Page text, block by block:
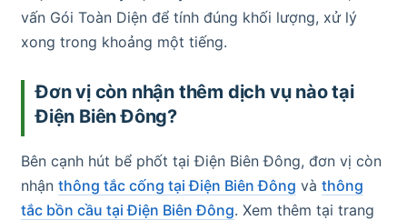
vấn Gói Toàn Diện để tính đúng khối lượng, xử lý
xong trong khoảng một tiếng.
Đơn vị còn nhận thêm dịch vụ nào tại
Điện Biên Đông?
Bên cạnh hút bể phốt tại Điện Biên Đông, đơn vị còn
nhận thông tắc cống tại Điện Biên Đông và thông
tắc bồn cầu tại Điện Biên Đông. Xem thêm tại trang